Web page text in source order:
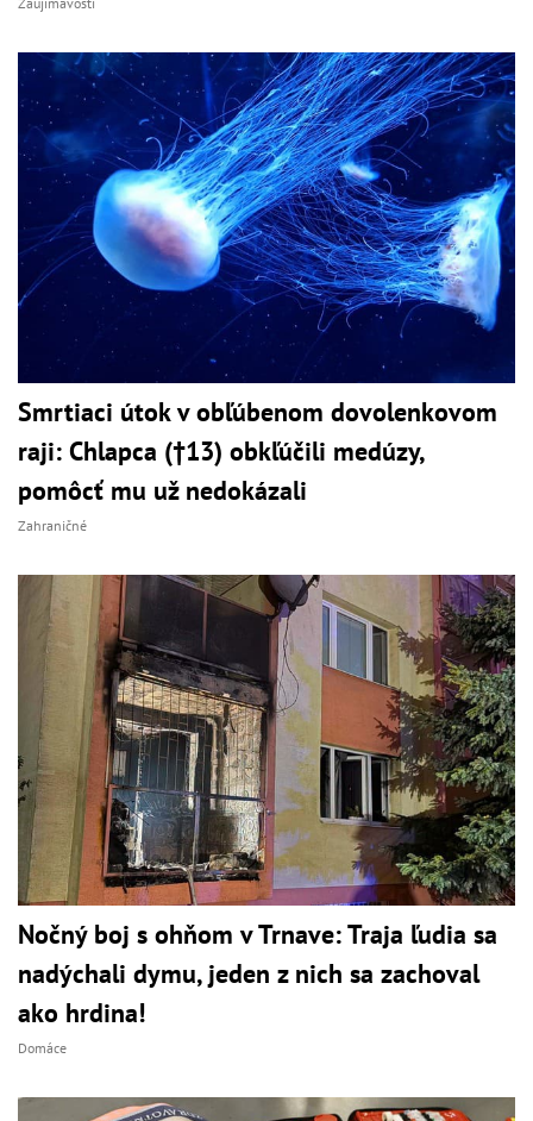
Smrtiaci útok v obľúbenom dovolenkovom
raji: Chlapca (†13) obkľúčili medúzy,
pomôcť mu už nedokázali
Zahraničné
Nočný boj s ohňom v Trnave: Traja ľudia sa
nadýchali dymu, jeden z nich sa zachoval
ako hrdina!
Domáce